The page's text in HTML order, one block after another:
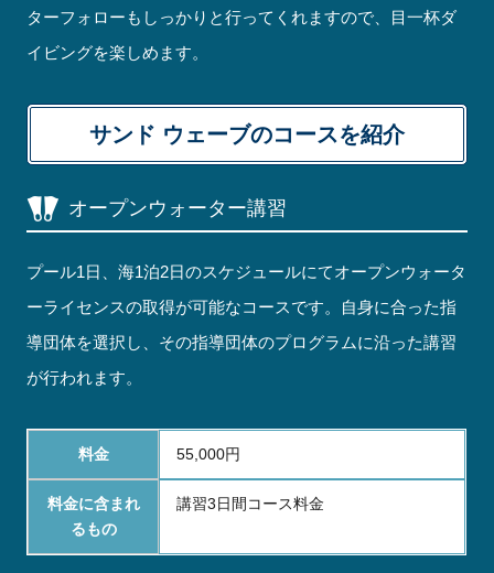
ターフォローもしっかりと行ってくれますので、目一杯ダ
イビングを楽しめます。
サンド ウェーブのコースを紹介
オープンウォーター講習
プール1日、海1泊2日のスケジュールにてオープンウォータ
ーライセンスの取得が可能なコースです。自身に合った指
導団体を選択し、その指導団体のプログラムに沿った講習
が行われます。
料金 55,000円
料金に含まれ
るもの
講習3日間コース料金